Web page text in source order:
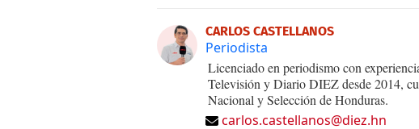
CARLOS CASTELLANOS
Periodista
Licenciado en periodismo con
Televisión y Diario DIEZ desde 2014,
Nacional y Selección de Honduras.
carlos.castellanos@diez.hn